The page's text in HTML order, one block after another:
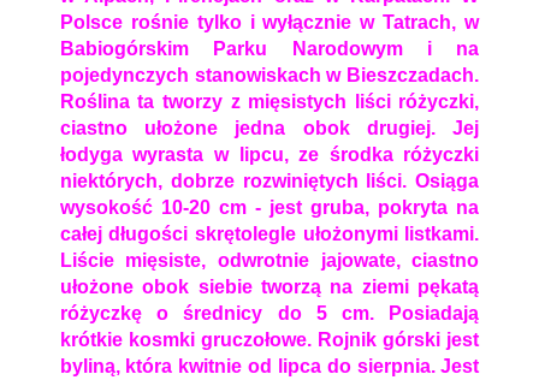
Polsce rośnie tylko i wyłącznie w Tatrach, w
Babiogórskim Parku Narodowym i na
pojedynczych stanowiskach w Bieszczadach.
Roślina ta tworzy z mięsistych liści różyczki,
ciastno ułożone jedna obok drugiej. Jej
łodyga wyrasta w lipcu, ze środka różyczki
niektórych, dobrze rozwiniętych liści. Osiąga
wysokość 10-20 cm - jest gruba, pokryta na
całej długości skrętolegle ułożonymi listkami.
Liście mięsiste, odwrotnie jajowate, ciastno
ułożone obok siebie tworzą na ziemi pękatą
różyczkę o średnicy do 5 cm. Posiadają
krótkie kosmki gruczołowe. Rojnik górski jest
byliną, która kwitnie od lipca do sierpnia. Jest